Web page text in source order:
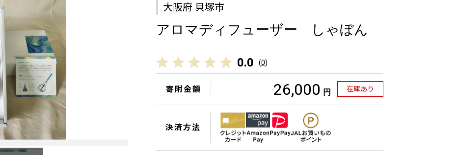
大阪府 貝塚市
アロマディフューザー しゃぼん
0.0 (0)
寄附金額 26,000 円 在庫あり
決済方法